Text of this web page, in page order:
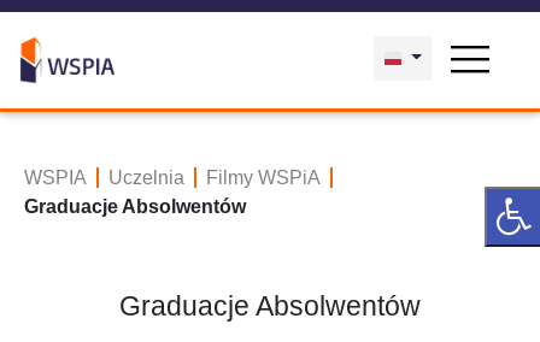
WSPIA Uczelnia
Filmy WSPiA
Graduacje Absolwentów
Graduacje Absolwentów